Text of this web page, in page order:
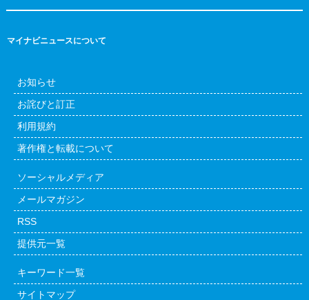
マイナビニュースについて
お知らせ
お詫びと訂正
利用規約
著作権と転載について
ソーシャルメディア
メールマガジン
RSS
提供元一覧
キーワード一覧
サイトマップ